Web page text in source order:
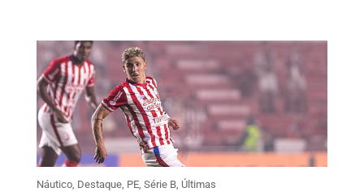
Náutico, Destaque, PE, Série B, Últimas